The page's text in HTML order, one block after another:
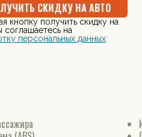
СКИДКУ НА АВТО
кнопку получить скидку на
соглашаетесь на
персональных данных